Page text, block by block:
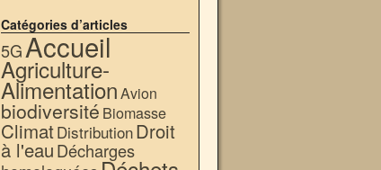
Catégories d’articles
5GAccueil
Agriculture-
AlimentationAvion
biodiversité Biomasse
ClimatDistributionDroit
à l'eauDécharges